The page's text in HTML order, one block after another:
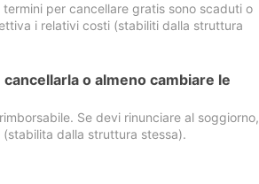
per cancellare gratis sono scaduti o
i relativi costi (stabiliti dalla struttura
o almeno cambiare le
Se devi rinunciare al soggiorno,
dalla struttura stessa).